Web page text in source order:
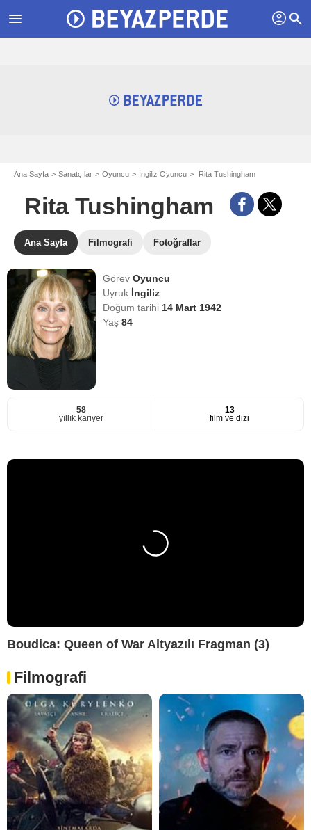
menu profil search
Ana Sayfa Sanatçılar Oyuncu İngiliz Oyuncu Rita Tushingham
Rita Tushingham
Ana Sayfa Filmografi Fotoğraflar
GörevOyuncu
Uyruk İngiliz
Doğum tarihi 14 Mart 1942
Yaş84
58
yıllık kariyer
13
film ve dizi
Boudica: Queen of War Altyazılı Fragman (3)
Filmografi